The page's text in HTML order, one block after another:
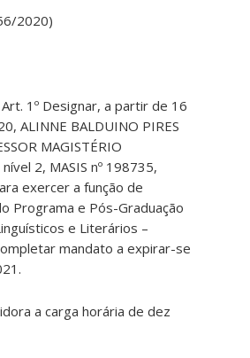
2020)
1º Designar, a partir de 16
ALINNE BALDUINO PIRES
MAGISTÉRIO
2, MASIS nº 198735,
exercer a função de
Programa e Pós-Graduação
e Literários –
mandato a expirar-se
a carga horária de dez